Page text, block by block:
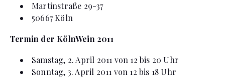
Martinstraße 29-37
50667 Köln
Termin der KölnWein 2011
Samstag, 2. April 2011 von 12 bis 20 Uhr
Sonntag, 3. April 2011 von 12 bis 18 Uhr